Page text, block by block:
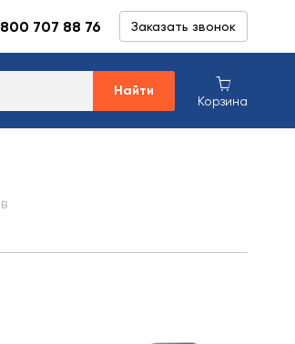
707 88 76 Заказать звонок
Найти
Корзина